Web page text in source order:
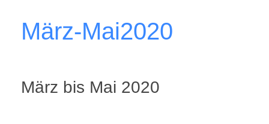
März-Mai2020
März bis Mai 2020